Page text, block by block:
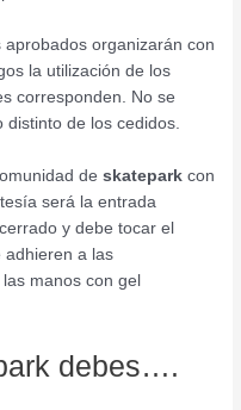
aprobados organizarán con
la utilización de los
corresponden. No se
de los cedidos.
deskatepark con
será la entrada
y debe tocar el
adhieren a las
manos con gel
debes….